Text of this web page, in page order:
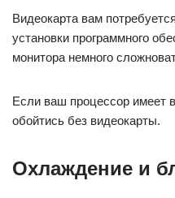
Видеокарта вам
установки программного
монитора немного
Если ваш процессор имеет
обойтись без видеокарты.
Охлаждение и